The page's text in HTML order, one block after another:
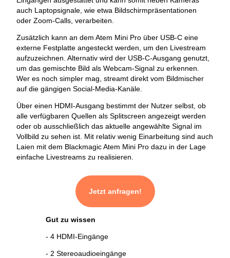
auch Laptopsignale, wie etwa Bildschirmpräsentationen
oder Zoom-Calls, verarbeiten.
Zusätzlich kann an dem Atem Mini Pro über USB-C eine
externe Festplatte angesteckt werden, um den Livestream
aufzuzeichnen. Alternativ wird der USB-C-Ausgang genutzt,
um das gemischte Bild als Webcam-Signal zu erkennen.
Wer es noch simpler mag, streamt direkt vom Bildmischer
auf die gängigen Social-Media-Kanäle.
Über einen HDMI-Ausgang bestimmt der Nutzer selbst, ob
alle verfügbaren Quellen als Splitscreen angezeigt werden
oder ob ausschließlich das aktuelle angewählte Signal im
Vollbild zu sehen ist. Mit relativ wenig Einarbeitung sind auch
Laien mit dem Blackmagic Atem Mini Pro dazu in der Lage
einfache Livestreams zu realisieren.
Jetzt anfragen!
Gut zu wissen
- 4 HDMI-Eingänge
- 2 Stereoaudioeingänge